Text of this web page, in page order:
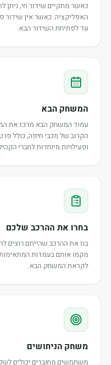
כאשר מתקיים שידור חי, ניתן
האפליקציה. כאשר אין שידור
עד לפתיחת השידור הבא.
המשחק הבא
עמוד המשחק הבא מרכז את
הקרוב של מכבי חיפה, כולל
ופעילויות מיוחדות לחברי
בחרו את ההרכב שלכם
בנו את ההרכב שהייתם רוצים
מקמו אותם בעמדות
לקראת המשחק הבא.
משחק הניחושים
משתמשים מחוברים יכולים